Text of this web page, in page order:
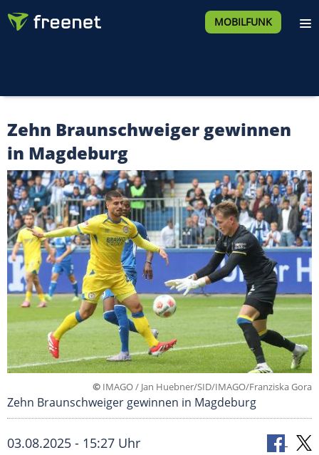
MOBILFUNK
Zehn Braunschweiger gewinnen
in Magdeburg
© IMAGO / Jan Huebner/SID/IMAGO/Franziska Gora
Zehn Braunschweiger gewinnen in Magdeburg
03.08.2025 - 15:27 Uhr